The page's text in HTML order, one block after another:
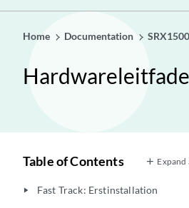
Home Documentation SRX1500
Table of Contents Expand
play_arrow
Fast Track: Erstinstallation